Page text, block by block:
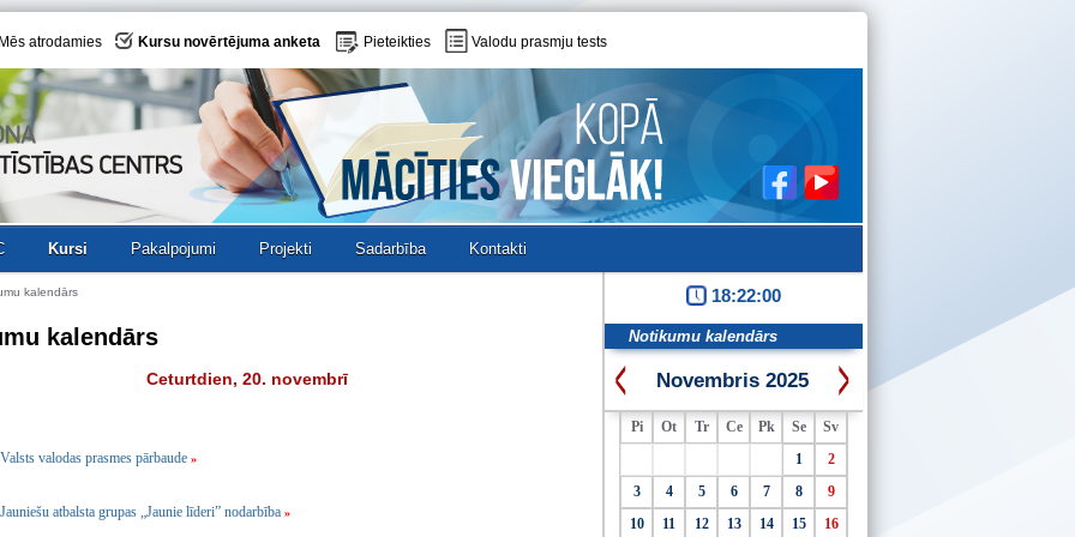
Mēs atrodamies Kursu novērtējuma anketa Pieteikties Valodu prasmju tests
Kursi Pakalpojumi Projekti Sadarbība Kontakti
kalendārs
kalendārs
Ceturtdien, 20. novembrī
Valsts valodas prasmes pārbaude »
Jauniešu atbalsta grupas „Jaunie līderi” nodarbība »
18:22:01
Notikumu kalendārs
Novembris 2025
Pi Ot Tr Ce Pk Se
Sv
1
2
3
4 5 6 7 8
9
10
11 12 13 14 15
16